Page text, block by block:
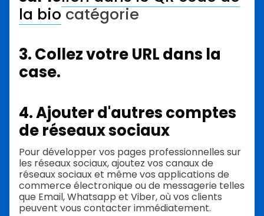
la biocatégorie
3. Collez votre URL dans la
case.
4. Ajouter d'autres comptes
de réseaux sociaux
Pour développer vos pages professionnelles sur
les réseaux sociaux, ajoutez vos canaux de
réseaux sociaux et même vos applications de
commerce électronique ou de messagerie telles
que Email, Whatsapp et Viber, où vos clients
peuvent vous contacter immédiatement.